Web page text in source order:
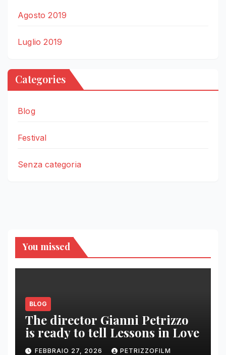
Agosto 2019
Luglio 2019
Categories
Blog
Festival
Senza categoria
You missed
BLOG
The director Gianni Petrizzo
is ready to tell Lessons in Love
FEBBRAIO 27, 2026 PETRIZZOFILM